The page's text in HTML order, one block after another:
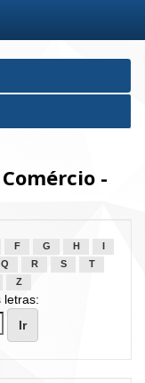
-
F G H
Q R S
T
Z
letras: